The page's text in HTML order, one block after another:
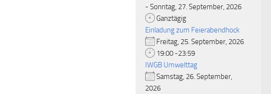
- Sonntag, 27. September, 2026
Ganztägig
Einladung zum Feierabendhock
Freitag, 25. September, 2026
19:00 -23:59
IWGB Umwelttag
Samstag, 26. September,
2026